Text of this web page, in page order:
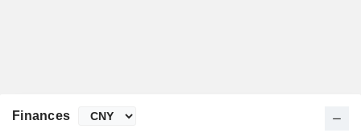
Finances